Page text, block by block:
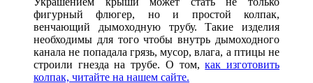
фигурный флюгер, но и простой колпак,
венчающий дымоходную трубу. Такие изделия
необходимы для того чтобы внутрь дымоходного
канала не попадала грязь, мусор, влага, а птицы не
строили гнезда на трубе. О том,как изготовить
колпак, читайте на нашем сайте.